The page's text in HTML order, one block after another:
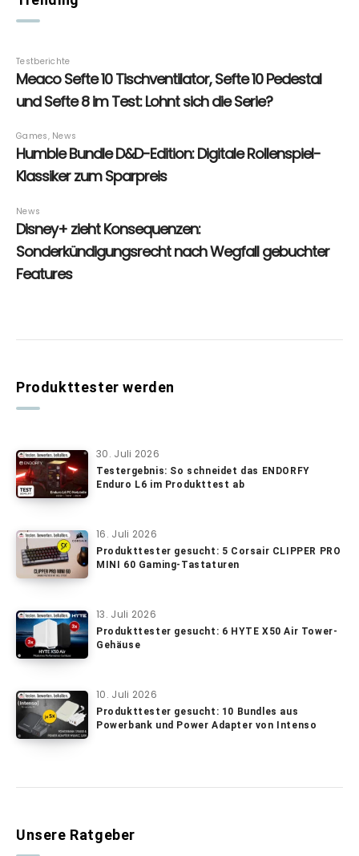
Produkttester werden
30. Juli 2026
Testergebnis: So schneidet das ENDORFY
Enduro L6 im Produkttest ab
16. Juli 2026
Produkttester gesucht: 5 Corsair CLIPPER PRO
MINI 60 Gaming-Tastaturen
13. Juli 2026
Produkttester gesucht: 6 HYTE X50 Air Tower-
Gehäuse
10. Juli 2026
Produkttester gesucht: 10 Bundles aus
Powerbank und Power Adapter von Intenso
Unsere Ratgeber